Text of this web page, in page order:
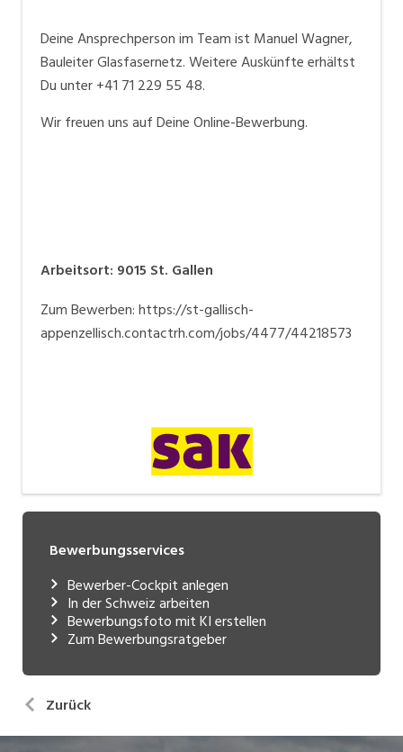
Deine Ansprechperson im Team ist Manuel Wagner,
Bauleiter Glasfasernetz. Weitere Auskünfte erhältst
Du unter +41 71 229 55 48.
Wir freuen uns auf Deine Online-Bewerbung.
Arbeitsort: 9015 St. Gallen
Zum Bewerben: https://st-gallisch-
appenzellisch.contactrh.com/jobs/4477/44218573
Bewerbungsservices
Bewerber-Cockpit anlegen
In der Schweiz arbeiten
Bewerbungsfoto mit KI erstellen
Zum Bewerbungsratgeber
Zurück